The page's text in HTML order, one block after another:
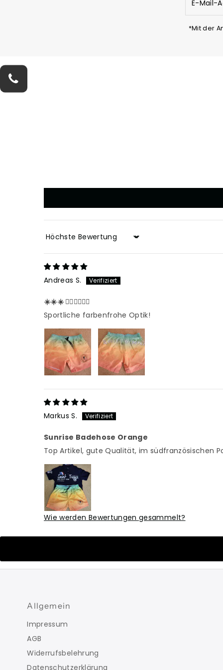
Mail-
Adresse
eingeben
*Mit der
Sort by
Andreas S.
☀️☀️☀️ 🏊‍♂️🏊‍♂️🏊‍♂️
Sportliche farbenfrohe Optik!
Markus S.
Sunrise Badehose Orange
Top Artikel, gute Qualität, im südfranzösischen
Wie werden Bewertungen gesammelt?
Allgemein
Impressum
AGB
Widerrufsbelehrung
Datenschutzerklärung